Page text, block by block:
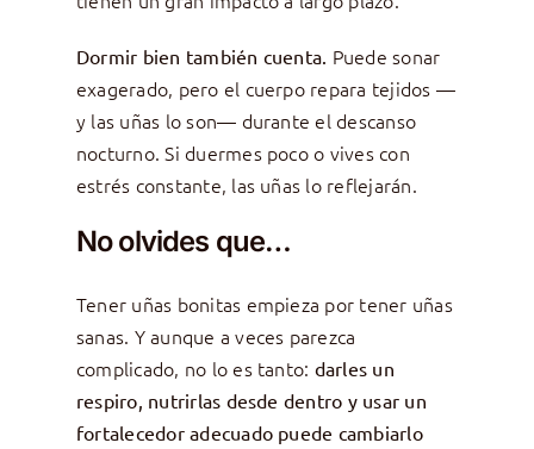
Dormir bien también cuenta. Puede sonar
exagerado, pero el cuerpo repara tejidos —
y las uñas lo son— durante el descanso
nocturno. Si duermes poco o vives con
estrés constante, las uñas lo reflejarán.
No olvides que…
Tener uñas bonitas empieza por tener uñas
sanas. Y aunque a veces parezca
complicado, no lo es tanto: darles un
respiro, nutrirlas desde dentro y usar un
fortalecedor adecuado puede cambiarlo